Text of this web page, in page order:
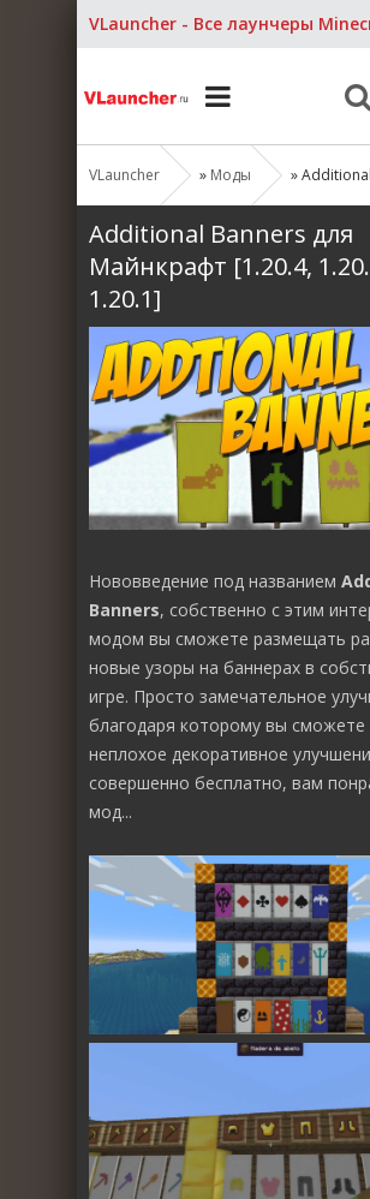
VLauncher - Все лаунчеры
VLauncher » Моды » Additional Banners для
Additional Banners для
Майнкрафт [1.20.4,
1.20.1]
Нововведение под названием
Banners, собственно с этим
модом вы сможете размещать
новые узоры на баннерах в
игре. Просто замечательное
благодаря которому вы сможете
неплохое декоративное
совершенно бесплатно, вам
мод...